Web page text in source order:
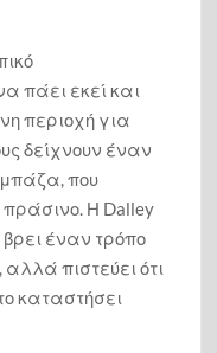
πάει εκεί και
περιοχή για
δείχνουν έναν
που
πράσινο. Η Dalley
έναν τρόπο
πιστεύει ότι
καταστήσει